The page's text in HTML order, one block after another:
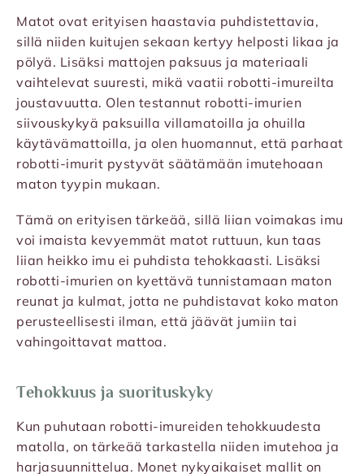
Matot ovat erityisen haastavia puhdistettavia,
sillä niiden kuitujen sekaan kertyy helposti likaa ja
pölyä. Lisäksi mattojen paksuus ja materiaali
vaihtelevat suuresti, mikä vaatii robotti-imureilta
joustavuutta. Olen testannut robotti-imurien
siivouskykyä paksuilla villamatoilla ja ohuilla
käytävämattoilla, ja olen huomannut, että parhaat
robotti-imurit pystyvät säätämään imutehoaan
maton tyypin mukaan.
Tämä on erityisen tärkeää, sillä liian voimakas imu
voi imaista kevyemmät matot ruttuun, kun taas
liian heikko imu ei puhdista tehokkaasti. Lisäksi
robotti-imurien on kyettävä tunnistamaan maton
reunat ja kulmat, jotta ne puhdistavat koko maton
perusteellisesti ilman, että jäävät jumiin tai
vahingoittavat mattoa.
Tehokkuus ja suorituskyky
Kun puhutaan robotti-imureiden tehokkuudesta
matolla, on tärkeää tarkastella niiden imutehoa ja
harjasuunnittelua. Monet nykyaikaiset mallit on